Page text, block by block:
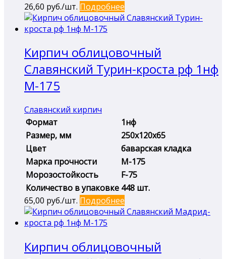
26,60 руб./шт. Подробнее
Кирпич облицовочный
Славянский Турин-кроста рф 1нф
М-175
Славянский кирпич
Формат
1нф
Размер, мм
250х120х65
Цвет
баварская кладка
Марка прочности
М-175
Морозостойкость
F-75
Количество в упаковке 448 шт.
65,00 руб./шт. Подробнее
Кирпич облицовочный